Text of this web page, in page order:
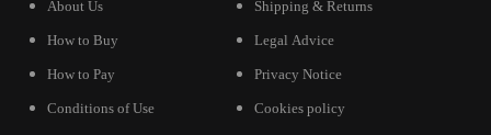
About Us
How to Buy
How to Pay
Conditions of Use
Shipping & Returns
Legal Advice
Privacy Notice
Cookies policy